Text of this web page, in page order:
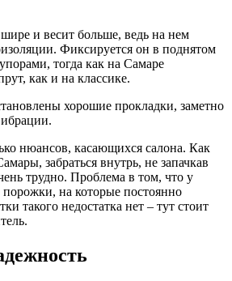
и весит больше, ведь на нем
Фиксируется он в поднятом
тогда как на Самаре
как и на классике.
хорошие прокладки, заметно
нюансов, касающихся салона. Как
забраться внутрь, не запачкав
трудно. Проблема в том, что у
на которые постоянно
такого недостатка нет – тут стоит